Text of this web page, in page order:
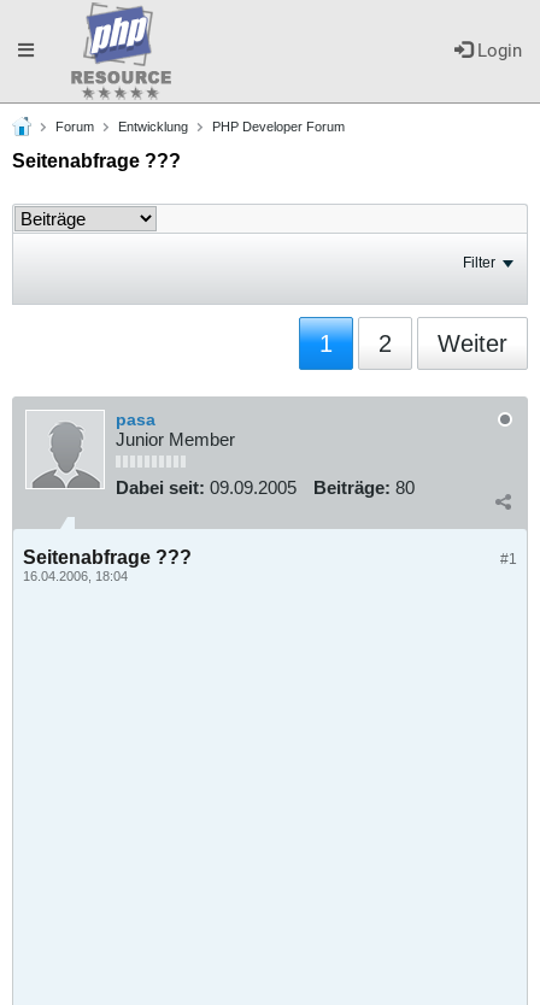
Login
Toggle
navigation
Forum Entwicklung PHP Developer Forum
Seitenabfrage ???
Filter
1 2 Weiter
pasa
Junior Member
Dabei seit: 09.09.2005 Beiträge: 80
#1
Seitenabfrage ???
16.04.2006, 18:04